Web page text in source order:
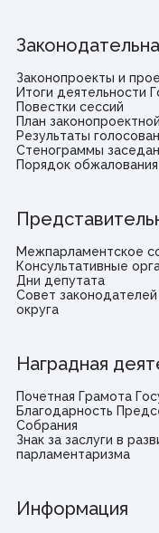
Законопроекты и
Итоги деятельности
Повестки сессий
План
Результаты
Стенограммы
Порядок
Межпарламентское
Консультативные
Дни депутата
Совет
округа
Наградная
Почетная Грамота
Благодарность
Собрания
Знак за заслуги в
парламентаризма
Информация